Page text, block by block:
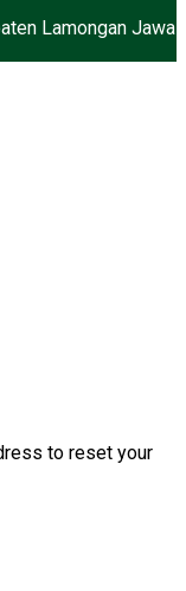
Lamongan Jawa
to reset your